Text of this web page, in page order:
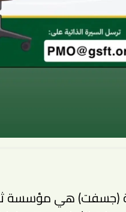
(جسفت) هي مؤسسة